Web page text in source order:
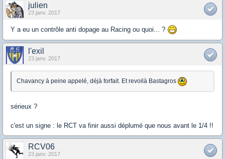
julien
23 janv. 2017
Y a eu un contrôle anti dopage au Racing ou quoi... ?
l'exil
23 janv. 2017
Chavancy à peine appelé, déjà forfait. Et revoilà Bastagros
sérieux ?
c'est un signe : le RCT va finir aussi déplumé que nous avant le 1/4 !!
RCV06
23 janv. 2017